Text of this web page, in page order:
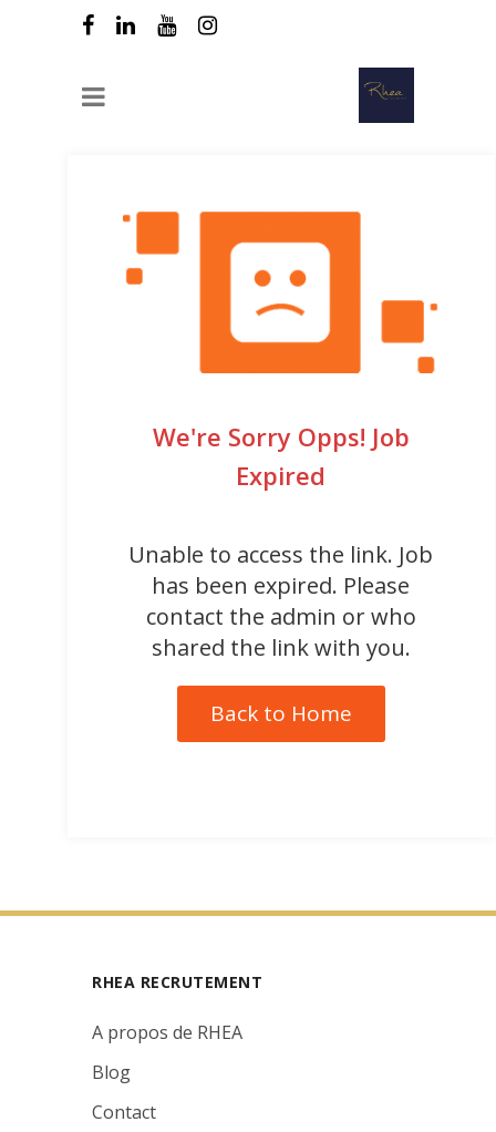
We're Sorry Opps! Job
Expired
Unable to access the link. Job
has been expired. Please
contact the admin or who
shared the link with you.
Back to Home
RHEA RECRUTEMENT
A propos de RHEA
Blog
Contact